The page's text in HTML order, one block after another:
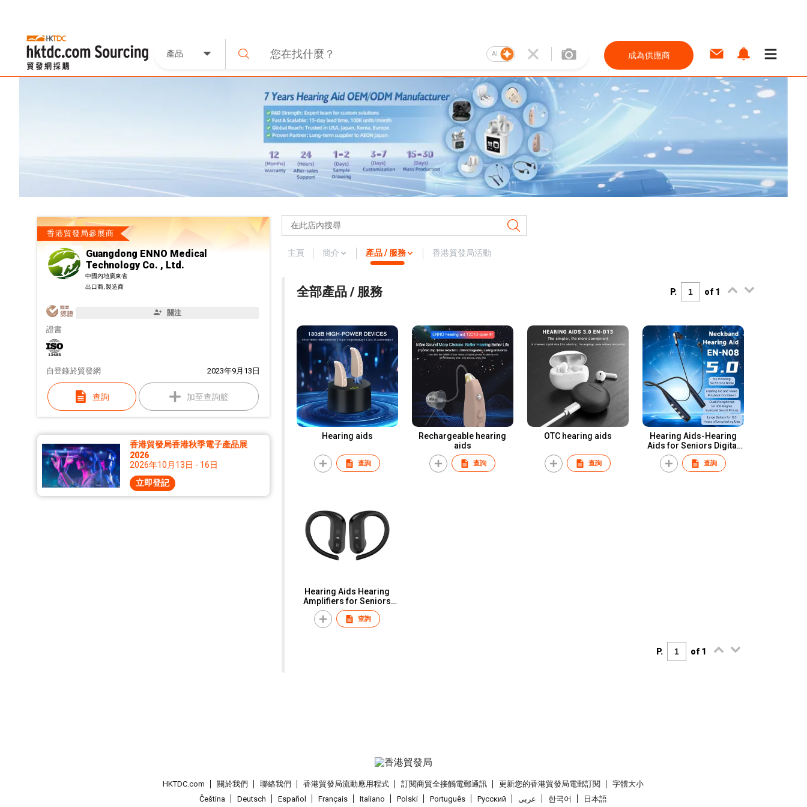
產品 AI 成為供應商
香港貿發局參展商
Guangdong ENNO Medical
Technology Co. , Ltd.
中國內地廣東省
出口商, 製造商
關注
證書
自 2023年9月13日
登錄於貿發網
查詢 加至查詢籃
香港貿發局香港秋季電子產品展
2026
2026年10月13日 - 16日
立即登記
主頁 簡介 產品 / 服務 香港貿發局活動
全部產品 / 服務 P. of 1
Hearing aids
查詢
Rechargeable hearing
aids
查詢
OTC hearing aids
查詢
Hearing Aids-Hearing
Aids for Seniors Digital
Personal Into Ear Sound
Amplification Devices
查詢
Hearing Aids Hearing
Amplifiers for Seniors
Rechargeable with Noise
Cancelling Hearing Aid
Amplifier with Charging
查詢
P. of 1
HKTDC.com 關於我們 聯絡我們 香港貿發局流動應用程式 訂閱商貿全接觸電郵通訊 更新您的香港貿發局電郵訂閱
字體大小
Čeština
Deutsch Español Français Italiano Polski Português Pусский عربى 한국어 日本語